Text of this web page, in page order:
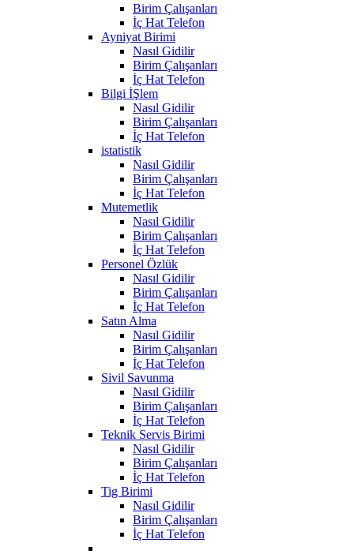
Birim Çalışanları
İç Hat Telefon
Ayniyat Birimi
Nasıl Gidilir
Birim Çalışanları
İç Hat Telefon
Bilgi İŞlem
Nasıl Gidilir
Birim Çalışanları
İç Hat Telefon
istatistik
Nasıl Gidilir
Birim Çalışanları
İç Hat Telefon
Mutemetlik
Nasıl Gidilir
Birim Çalışanları
İç Hat Telefon
Personel Özlük
Nasıl Gidilir
Birim Çalışanları
İç Hat Telefon
Satın Alma
Nasıl Gidilir
Birim Çalışanları
İç Hat Telefon
Sivil Savunma
Nasıl Gidilir
Birim Çalışanları
İç Hat Telefon
Teknik Servis Birimi
Nasıl Gidilir
Birim Çalışanları
İç Hat Telefon
Tig Birimi
Nasıl Gidilir
Birim Çalışanları
İç Hat Telefon